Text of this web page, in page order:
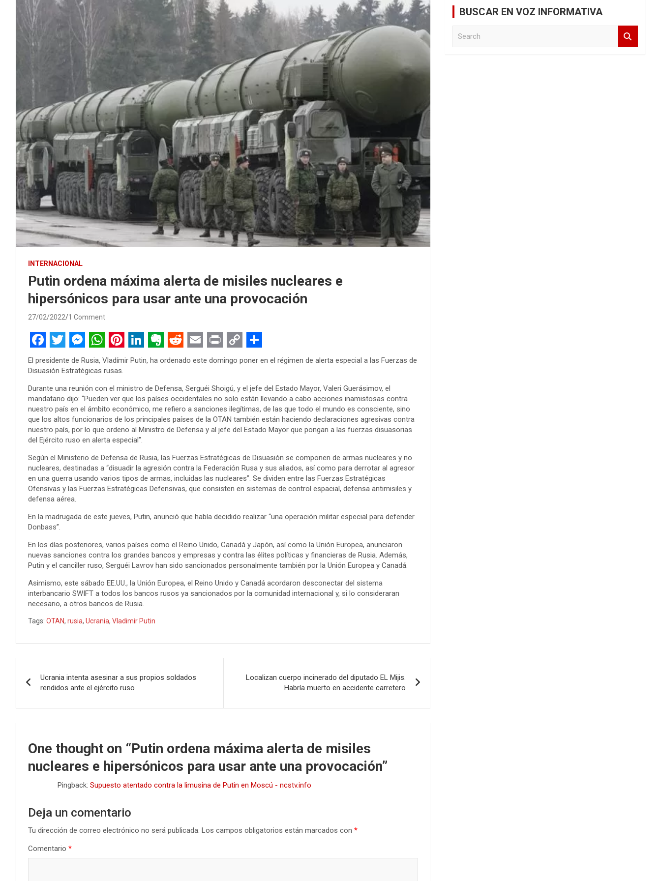
INTERNACIONAL
Putin ordena máxima alerta de misiles nucleares e
hipersónicos para usar ante una provocación
27/02/2022 1 Comment
F
a
c
e
b
o
o
k
T
w
i
t
t
e
r
M
e
s
s
e
n
g
e
r
W
h
a
t
s
A
p
p
P
i
n
t
e
r
e
s
t
L
n
k
e
d
I
n
E
e
r
n
o
t
e
R
d
d
i
t
E
a
i
l
P
i
n
t
C
p
y
L
i
n
k
S
a
r
e
El presidente de Rusia, Vladímir Putin, ha ordenado este domingo poner en el régimen de alerta especial a las Fuerzas de
Disuasión Estratégicas rusas.
Durante una reunión con el ministro de Defensa, Serguéi Shoigú, y el jefe del Estado Mayor, Valeri Guerásimov, el
mandatario dijo: “Pueden ver que los países occidentales no solo están llevando a cabo acciones inamistosas contra
nuestro país en el ámbito económico, me refiero a sanciones ilegítimas, de las que todo el mundo es consciente, sino
que los altos funcionarios de los principales países de la OTAN también están haciendo declaraciones agresivas contra
nuestro país, por lo que ordeno al Ministro de Defensa y al jefe del Estado Mayor que pongan a las fuerzas disuasorias
del Ejército ruso en alerta especial”.
Según el Ministerio de Defensa de Rusia, las Fuerzas Estratégicas de Disuasión se componen de armas nucleares y no
nucleares, destinadas a “disuadir la agresión contra la Federación Rusa y sus aliados, así como para derrotar al agresor
en una guerra usando varios tipos de armas, incluidas las nucleares”. Se dividen entre las Fuerzas Estratégicas
Ofensivas y las Fuerzas Estratégicas Defensivas, que consisten en sistemas de control espacial, defensa antimisiles y
defensa aérea.
En la madrugada de este jueves, Putin, anunció que había decidido realizar “una operación militar especial para defender
Donbass”.
En los días posteriores, varios países como el Reino Unido, Canadá y Japón, así como la Unión Europea, anunciaron
nuevas sanciones contra los grandes bancos y empresas y contra las élites políticas y financieras de Rusia. Además,
Putin y el canciller ruso, Serguéi Lavrov han sido sancionados personalmente también por la Unión Europea y Canadá.
Asimismo, este sábado EE.UU., la Unión Europea, el Reino Unido y Canadá acordaron desconectar del sistema
interbancario SWIFT a todos los bancos rusos ya sancionados por la comunidad internacional y, si lo consideraran
necesario, a otros bancos de Rusia.
Tags: OTAN, rusia, Ucrania, Vladimir Putin
de
entradas
Ucrania intenta asesinar a sus propios soldados
rendidos ante el ejército ruso
Localizan cuerpo incinerado del diputado EL Mijis.
Habría muerto en accidente carretero
One thought on “Putin ordena máxima alerta de misiles
nucleares e hipersónicos para usar ante una provocación”
Pingback: Supuesto atentado contra la limusina de Putin en Moscú - ncstv.info
Deja un comentario
Tu dirección de correo electrónico no será publicada. Los campos obligatorios están marcados con *
Comentario *
BUSCAR EN VOZ INFORMATIVA